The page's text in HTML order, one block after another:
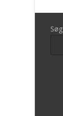
Søg